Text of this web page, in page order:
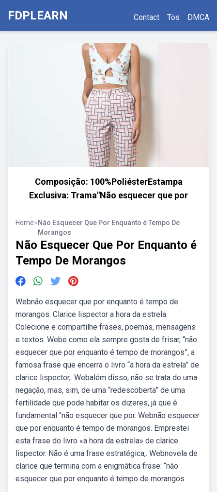
FDPLEARN Contact Tos DMCA
Composição: 100%PoliésterEstampa
Exclusiva: Trama"Não esquecer que por
Home>Não Esquecer Que Por Enquanto é Tempo De
Morangos
Não Esquecer Que Por Enquanto é
Tempo De Morangos
Webnão esquecer que por enquanto é tempo de
morangos. Clarice lispector a hora da estrela.
Colecione e compartilhe frases, poemas, mensagens
e textos. Webe como ela sempre gosta de frisar, “não
esquecer que por enquanto é tempo de morangos”, a
famosa frase que encerra o livro “a hora da estrela” de
clarice lispector,. Webalém disso, não se trata de uma
negação, mas, sim, de uma “redescoberta” de uma
fertilidade que pode habitar os dizeres, já que é
fundamental “não esquecer que por. Webnão esquecer
que por enquanto é tempo de morangos. Emprestei
esta frase do livro «a hora da estrela» de clarice
lispector. Não é uma frase estratégica,. Webnovela de
clarice que termina com a enigmática frase: “não
esquecer que por enquanto é tempo de morangos.